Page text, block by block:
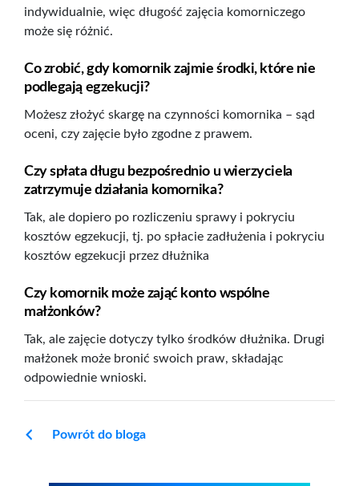
indywidualnie, więc długość zajęcia komorniczego
może się różnić.
Co zrobić, gdy komornik zajmie środki, które nie
podlegają egzekucji?
Możesz złożyć skargę na czynności komornika – sąd
oceni, czy zajęcie było zgodne z prawem.
Czy spłata długu bezpośrednio u wierzyciela
zatrzymuje działania komornika?
Tak, ale dopiero po rozliczeniu sprawy i pokryciu
kosztów egzekucji, tj. po spłacie zadłużenia i pokryciu
kosztów egzekucji przez dłużnika
Czy komornik może zająć konto wspólne
małżonków?
Tak, ale zajęcie dotyczy tylko środków dłużnika. Drugi
małżonek może bronić swoich praw, składając
odpowiednie wnioski.
Powrót do bloga